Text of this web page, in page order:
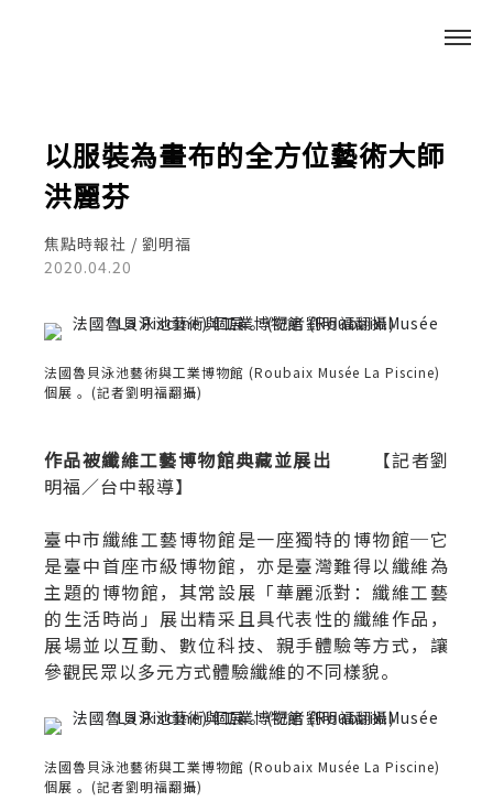
以服裝為畫布的全方位藝術大師
洪麗芬
焦點時報社 / 劉明福
2020.04.20
法國魯貝泳池藝術與工業博物館 (Roubaix Musée La Piscine)
個展 。(記者劉明福翻攝)
作品被纖維工藝博物館典藏並展出
【記者劉
明福／台中報導】
臺中市纖維工藝博物館是一座獨特的博物館─它
是臺中首座市級博物館，亦是臺灣難得以纖維為
主題的博物館，其常設展「華麗派對：纖維工藝
的生活時尚」展出精采且具代表性的纖維作品，
展場並以互動、數位科技、親手體驗等方式，讓
參觀民眾以多元方式體驗纖維的不同樣貌。
法國魯貝泳池藝術與工業博物館 (Roubaix Musée La Piscine)
個展 。(記者劉明福翻攝)